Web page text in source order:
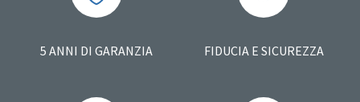
5 ANNI DI GARANZIA FIDUCIA E SICUREZZA